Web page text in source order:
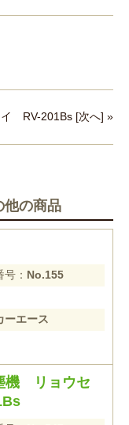
RV-201Bs [次へ] »
他の商品
： No.155
ーエース
機 リョウセ